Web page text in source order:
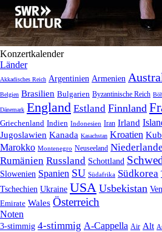
Konzertkalender
Länder
Akkadisches Reich Argentinien Armenien
Belgien Brasilien Bulgarien Byzantinische Reich
Dänemark England Estland Finnland
Griechenland Indien Indonesien Iran Irland
Jugoslawien Kanada Kasachstan Kroatien
Marokko Montenegro Neuseeland Niederlande
Rumänien Russland Schottland
Slowenien Spanien SU Südafrika Südkorea
Tschechien Ukraine USA Usbekistan
Emirate Wales Österreich
Noten
3-stimmig 4-stimmig A-Cappella Air Alt